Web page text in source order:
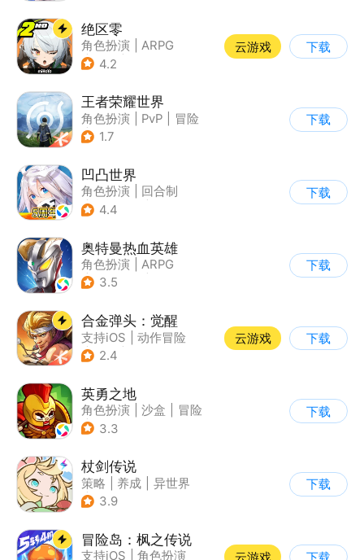
绝区零
角色扮演
ARPG
| 冒险
4.2
云游戏 下载
王者荣耀世界
角色扮演 PvP
冒险
| 开放世界
1.7
下载
凹凸世界
角色扮演
回合制
| 动漫改编
4.4
下载
奥特曼热血英雄
角色扮演
ARPG
| 动漫改编
3.5
下载
合金弹头：觉醒
支持iOS
动作冒险
| 射击
2.4
云游戏 下载
英勇之地
角色扮演 沙盒
冒险
| steam游戏
3.3
下载
杖剑传说
策略 养成
异世界
| 二次元
3.9
下载
冒险岛：枫之传说
支持iOS
角色扮演
云游戏 下载